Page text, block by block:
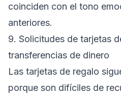
coinciden con el tono
anteriores.
9. Solicitudes de tarjetas
transferencias de dinero
Las tarjetas de regalo
porque son difíciles de